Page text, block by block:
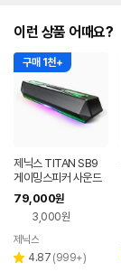
이런 상품 어때요?
구매 1천+
제닉스 TITAN SB9
게이밍스피커 사운드
바 컴퓨터스피커
79,000원
3,000원
페이
제닉스
별 4.87 리
(999+)